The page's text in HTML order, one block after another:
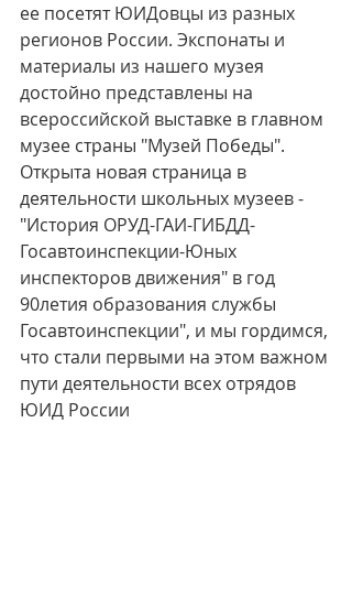
ее посетят ЮИДовцы из разных
регионов России. Экспонаты и
материалы из нашего музея
достойно представлены на
всероссийской выставке в главном
музее страны "Музей Победы".
Открыта новая страница в
деятельности школьных музеев -
"История ОРУД-ГАИ-ГИБДД-
Госавтоинспекции-Юных
инспекторов движения" в год
90летия образования службы
Госавтоинспекции", и мы гордимся,
что стали первыми на этом важном
пути деятельности всех отрядов
ЮИД России